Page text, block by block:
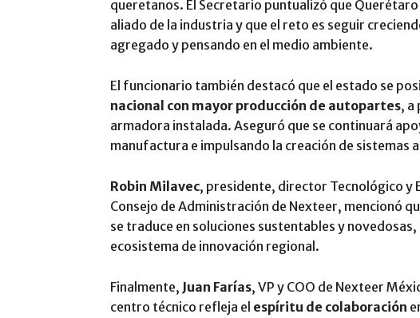
queretanos. El Secretario puntualizó que
aliado de la industria y que el reto es seguir
agregado y pensando en el medio ambiente.
El funcionario también destacó que el estado se
nacional con mayor producción de autopartes, a
armadora instalada. Aseguró que se continuará
manufactura e impulsando la creación de sistemas
Robin Milavec, presidente, director Tecnológico y
Consejo de Administración de Nexteer, mencionó
se traduce en soluciones sustentables y novedosas,
ecosistema de innovación regional.
Finalmente, Juan Farías, VP y COO de Nexteer
centro técnico refleja el espíritu de colaboración